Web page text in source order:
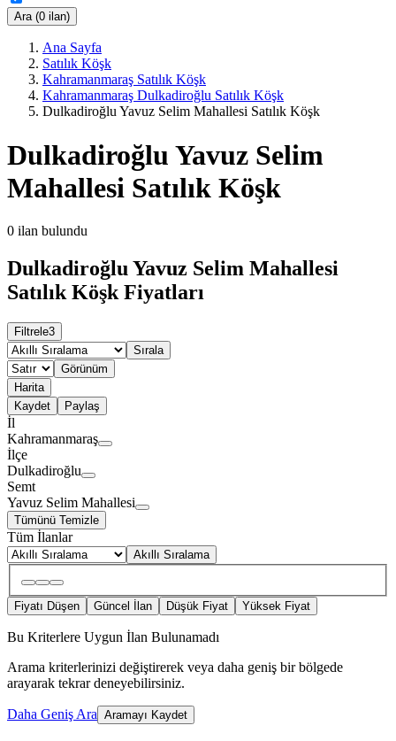
Ara (0 ilan)
Ana Sayfa
Satılık Köşk
Kahramanmaraş Satılık Köşk
Kahramanmaraş Dulkadiroğlu Satılık Köşk
Dulkadiroğlu Yavuz Selim Mahallesi Satılık Köşk
Dulkadiroğlu Yavuz Selim
Mahallesi Satılık Köşk
0 ilan bulundu
Dulkadiroğlu Yavuz Selim Mahallesi
Satılık Köşk Fiyatları
Filtrele3
Sırala
Görünüm
Harita
Kaydet
Paylaş
İl
Kahramanmaraş
İlçe
Dulkadiroğlu
Semt
Yavuz Selim Mahallesi
Tümünü Temizle
Tüm İlanlar
Akıllı Sıralama
Fiyatı Düşen Güncel İlan Düşük Fiyat Yüksek Fiyat
Bu Kriterlere Uygun İlan Bulunamadı
Arama kriterlerinizi değiştirerek veya daha geniş bir bölgede
arayarak tekrar deneyebilirsiniz.
Daha Geniş Ara Aramayı Kaydet